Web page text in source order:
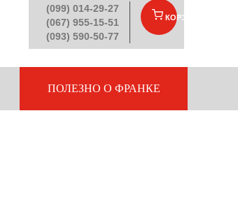
(099) 014-29-27
(067) 955-15-51
(093) 590-50-77
КОРЗИНА
ПОЛЕЗНО О ФРАНКЕ